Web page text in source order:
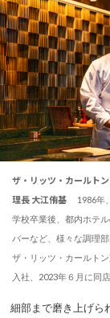
ザ・リッツ・カールト
理長 大江侑基
1986年
学校卒業後、都内ホテ
バーなど、様々な調理
ザ・リッツ・カールト
入社、2023年６月に同
細部まで磨き上げら